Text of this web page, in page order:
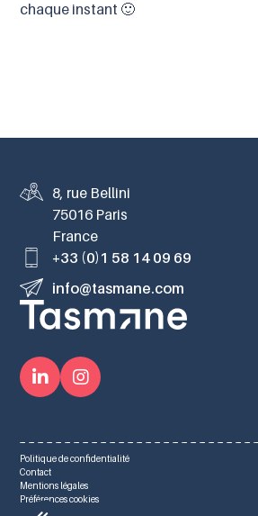
chaque instant 🙂
8, rue Bellini
75016 Paris
France
+33 (0)1 58 14 09 69
info@tasmane.com
Politique de confidentialité
Contact
Mentions légales
Préférences cookies